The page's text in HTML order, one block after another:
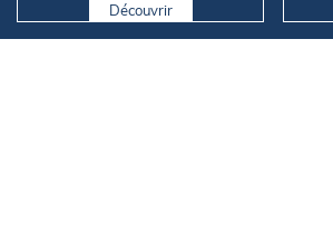
Découvrir